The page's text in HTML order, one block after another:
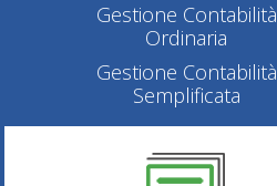
Gestione Contabilità
Ordinaria
Gestione Contabilità
Semplificata